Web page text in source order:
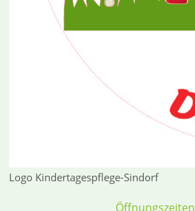
Logo Kindertagespflege-Sindorf
Öffnungszeiten